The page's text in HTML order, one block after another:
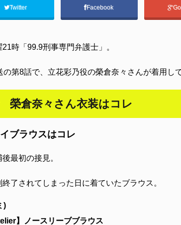
Twitter Facebook
時「99.9刑事専門弁護士」。
の第8話で、立花彩乃役の榮倉奈々さんが着用し
榮倉奈々さん衣装はコレ
ブラウスはコレ
最初の接見。
了されてしまった日に着ていたブラウス。
)
】ノースリーブブラウス